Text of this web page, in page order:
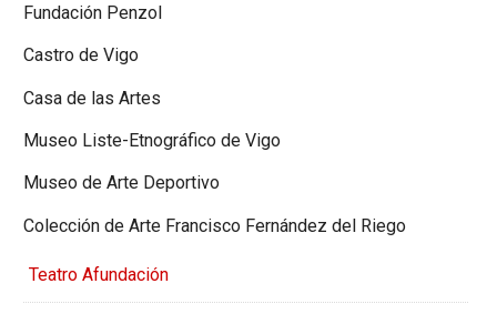
Fundación Penzol
Castro de Vigo
Casa de las Artes
Museo Liste-Etnográfico de Vigo
Museo de Arte Deportivo
Colección de Arte Francisco Fernández del Riego
Teatro Afundación